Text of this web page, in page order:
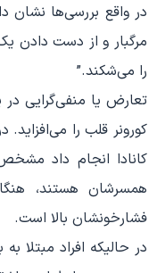
در واقع بررسی‌ها نشان
مرگبار و از دست دادن
را می‌شکند.”
تعارض یا منفی‌گرایی در
کورونر قلب را
کانادا انجام داد
همسرشان هستند،
فشارخونشان بالا است.
در حالیکه افراد مبتلا